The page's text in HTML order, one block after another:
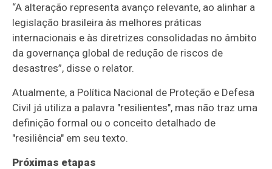
“A alteração representa avanço relevante, ao alinhar a
legislação brasileira às melhores práticas
internacionais e às diretrizes consolidadas no âmbito
da governança global de redução de riscos de
desastres”, disse o relator.
Atualmente, a Política Nacional de Proteção e Defesa
Civil já utiliza a palavra "resilientes", mas não traz uma
definição formal ou o conceito detalhado de
"resiliência" em seu texto.
Próximas etapas